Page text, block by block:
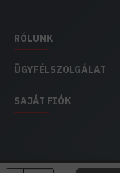
RÓLUNK
ÜGYFÉLSZOLGÁLAT
SAJÁT FIÓK
EH IMPEX /